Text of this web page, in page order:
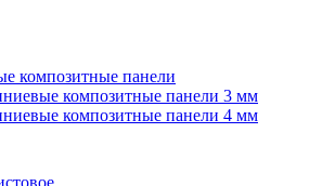
композитные панели
композитные панели 3 мм
композитные панели 4 мм